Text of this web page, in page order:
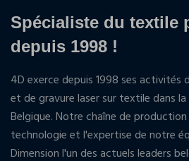
Spécialiste du textile
depuis 1998 !
4D exerce depuis 1998 ses activités
et de gravure laser sur textile dans
Belgique. Notre chaîne de
technologie et l'expertise de notre
Dimension l'un des actuels leaders